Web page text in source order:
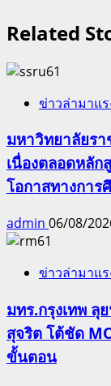
Related
ข่าวล่ามาแร
มหาวิทยาลัยร
เนื่องตลอดหลัก
โอกาสทางการ
admin 06/08/
ข่าวล่ามาแร
มทร.กรุงเทพ
สุจริต โต้ชัด
ขั้นตอน